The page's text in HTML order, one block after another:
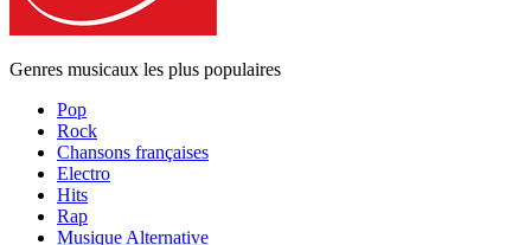
Genres musicaux les plus populaires
Pop
Rock
Chansons françaises
Electro
Hits
Rap
Musique Alternative